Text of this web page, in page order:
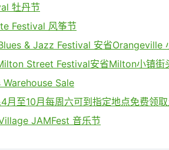
牡丹节
Festival 风筝节
& Jazz Festival 安省Orangeville
Street Festival安省Milton小镇街
Sale
月至10月每周六可到指定地点免费领
JAMFest 音乐节